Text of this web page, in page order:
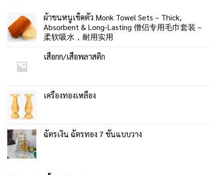
ผ้าขนหนูเช็ดตัว Monk Towel Sets – Thick,
Absorbent & Long-Lasting 僧侣专用毛巾套装 –
柔软吸水，耐用实用
เสื่อกก/เสื่อพลาสติก
เครื่องทองเหลือง
ฉัตรเงิน ฉัตรทอง 7 ชั้นแบบวาง